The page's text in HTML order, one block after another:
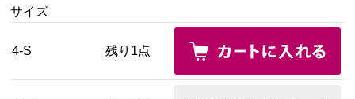
サイズ
4-S 残り1点